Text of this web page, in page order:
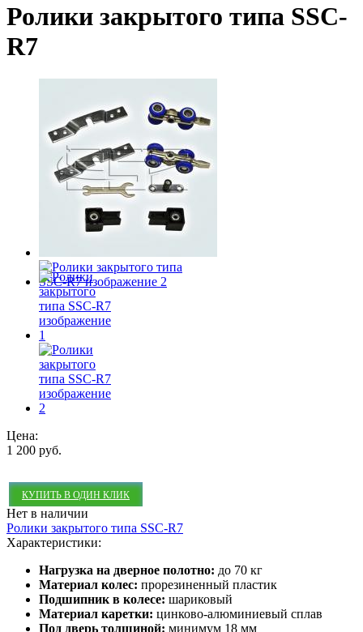
Ролики закрытого типа SSC-
R7
Цена:
1 200 руб.
КУПИТЬ В ОДИН КЛИК
Нет в наличии
Ролики закрытого типа SSC-R7
Характеристики:
Нагрузка на дверное полотно: до 70 кг
Материал колес: прорезиненный пластик
Подшипник в колесе: шариковый
Материал каретки: цинково-алюминиевый сплав
Под дверь толщиной: минимум 18 мм